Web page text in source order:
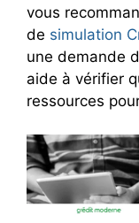
vous
de simulation
une demande
aide à vérifier
ressources